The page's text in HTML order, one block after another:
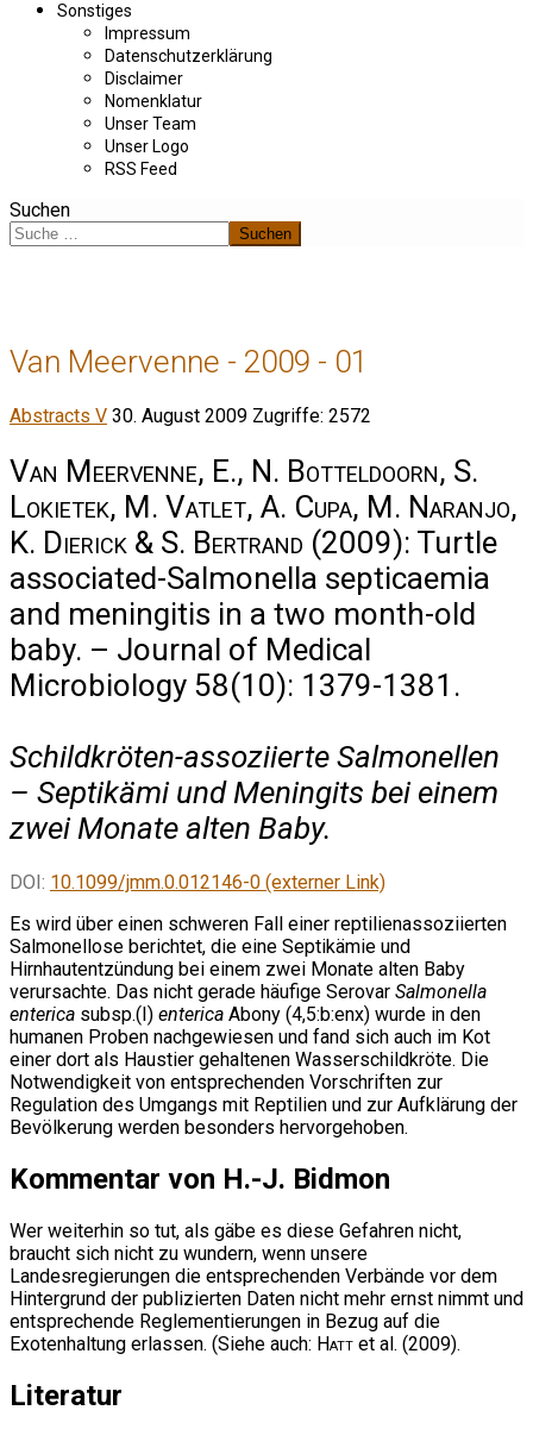
Sonstiges
Impressum
Datenschutzerklärung
Disclaimer
Nomenklatur
Unser Team
Unser Logo
RSS Feed
Suchen
Suchen
Van Meervenne - 2009 - 01
Abstracts V 30. August 2009 Zugriffe: 2572
Van Meervenne, E., N. Botteldoorn, S.
Lokietek, M. Vatlet, A. Cupa, M. Naranjo,
K. Dierick & S. Bertrand (2009): Turtle
associated-Salmonella septicaemia
and meningitis in a two month-old
baby. – Journal of Medical
Microbiology 58(10): 1379-1381.
Schildkröten-assoziierte Salmonellen
– Septikämi und Meningits bei einem
zwei Monate alten Baby.
DOI: 10.1099/jmm.0.012146-0 (externer Link)
Es wird über einen schweren Fall einer reptilienassoziierten
Salmonellose berichtet, die eine Septikämie und
Hirnhautentzündung bei einem zwei Monate alten Baby
verursachte. Das nicht gerade häufige Serovar Salmonella
enterica subsp.(I) enterica Abony (4,5:b:enx) wurde in den
humanen Proben nachgewiesen und fand sich auch im Kot
einer dort als Haustier gehaltenen Wasserschildkröte. Die
Notwendigkeit von entsprechenden Vorschriften zur
Regulation des Umgangs mit Reptilien und zur Aufklärung der
Bevölkerung werden besonders hervorgehoben.
Kommentar von H.-J. Bidmon
Wer weiterhin so tut, als gäbe es diese Gefahren nicht,
braucht sich nicht zu wundern, wenn unsere
Landesregierungen die entsprechenden Verbände vor dem
Hintergrund der publizierten Daten nicht mehr ernst nimmt und
entsprechende Reglementierungen in Bezug auf die
Exotenhaltung erlassen. (Siehe auch: Hatt et al. (2009).
Literatur